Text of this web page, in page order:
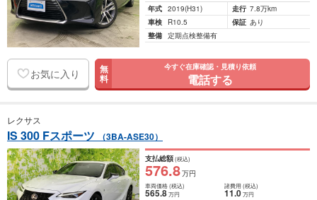
年式 2019(H31) 走行 7.8万km
車検
R10.5 保証 あり
整備 定期点検整備有
お気に入り 無
料
今すぐ在庫確認・見積り依頼
電話する
レクサス
IS 300 Fスポーツ （3BA-ASE30）
支払総額(税込)
576.8万円
車両価格(税込)
565.8万円
諸費用 (税込)
11.0 万円